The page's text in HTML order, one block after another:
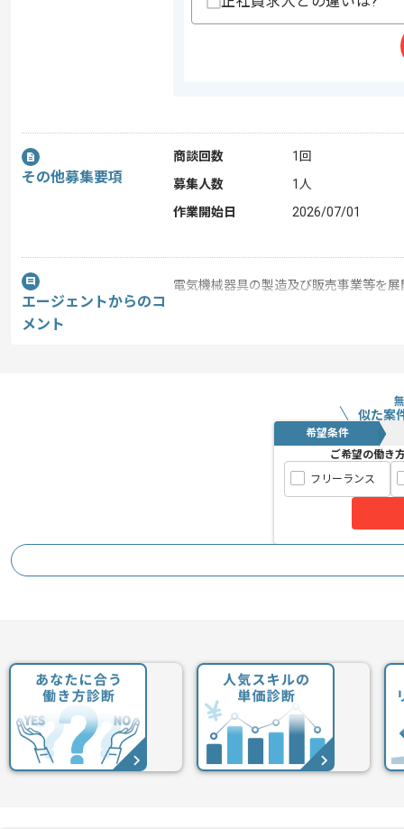
その他募集要項
商談回数
1回
募集人数
1人
作業開始日
2026/07/01
エージェントからのコ
メント
電気機械器具の製造及び販売事業等を
基本的にはフルリモートでの作業を見
似た案
希望条件
ご希望の働き
フリーランス